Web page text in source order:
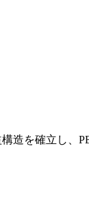
造を確立し、